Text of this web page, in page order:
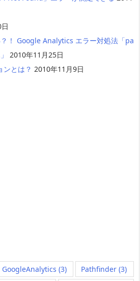
！ Google Analytics エラー対処法「pa
2010年11月25日
ンとは？ 2010年11月9日
GoogleAnalytics (3) Pathfinder (3)